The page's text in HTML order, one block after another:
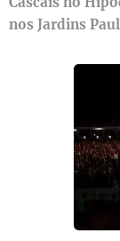
nos Jardins